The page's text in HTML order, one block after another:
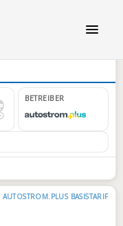
BETREIBER
AUTOSTROM.PLUS BASISTARIF